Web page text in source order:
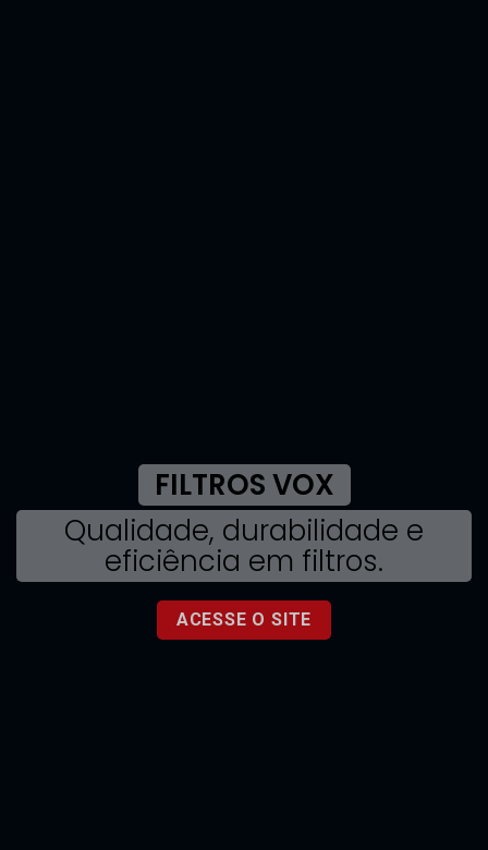
FILTROS VOX
Qualidade, durabilidade e
eficiência em filtros.
ACESSE O SITE